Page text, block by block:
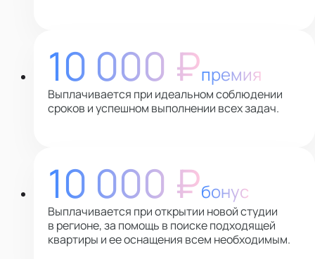
10 000 ₽премия
Выплачивается при идеальном соблюдении
сроков и успешном выполнении всех задач.
10 000 ₽бонус
Выплачивается при открытии новой студии
в регионе, за помощь в поиске подходящей
квартиры и ее оснащения всем необходимым.